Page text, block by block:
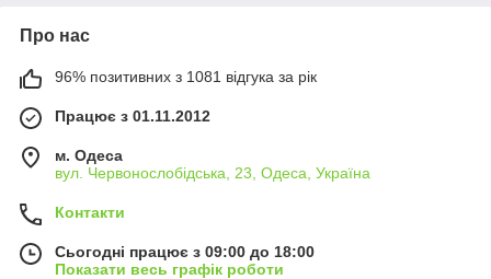
Про нас
96% позитивних з 1081 відгука за рік
Працює з 01.11.2012
м. Одеса
вул. Червонослобідська, 23, Одеса, Україна
Контакти
Сьогодні працює з 09:00 до 18:00
Показати весь графік роботи